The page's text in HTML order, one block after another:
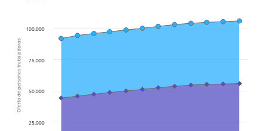
Oferta de personas trabajadoras
25.000
50.000
75.000
100.000